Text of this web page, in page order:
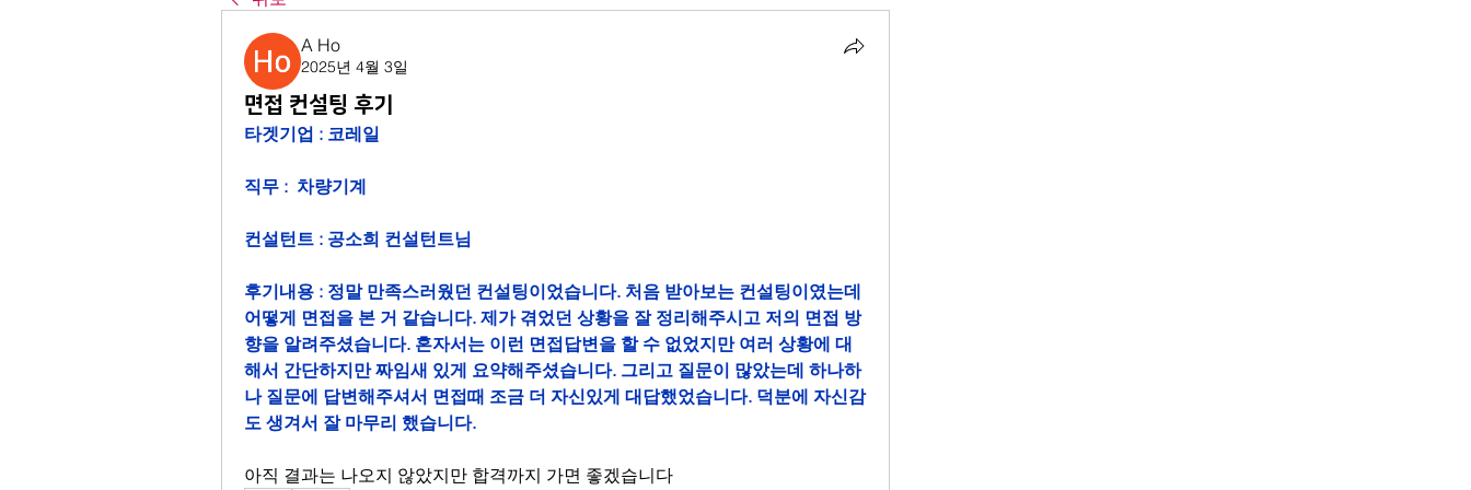
A Ho
2025년 4월 3일
면접 컨설팅 후기
타겟기업 : 코레일
직무 :  차량기계
컨설턴트 : 공소희 컨설턴트님
후기내용 : 정말 만족스러웠던 컨설팅이었습니다. 처음 받아보는 컨설팅이였는데
어떻게 면접을 본 거 같습니다. 제가 겪었던 상황을 잘 정리해주시고 저의 면접 방
향을 알려주셨습니다. 혼자서는 이런 면접답변을 할 수 없었지만 여러 상황에 대
해서 간단하지만 짜임새 있게 요약해주셨습니다. 그리고 질문이 많았는데 하나하
나 질문에 답변해주셔서 면접때 조금 더 자신있게 대답했었습니다. 덕분에 자신감
도 생겨서 잘 마무리 했습니다.
아직 결과는 나오지 않았지만 합격까지 가면 좋겠습니다